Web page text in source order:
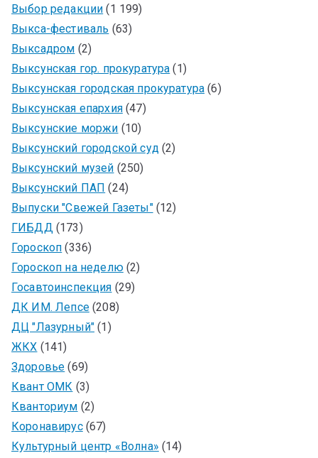
Выбор редакции (1 199)
Выкса-фестиваль (63)
Выксадром (2)
Выксунская гор. прокуратура (1)
Выксунская городская прокуратура (6)
Выксунская епархия(47)
Выксунские моржи (10)
Выксунский городской суд(2)
Выксунский музей (250)
Выксунский ПАП (24)
Выпуски "Свежей Газеты"(12)
ГИБДД(173)
Гороскоп (336)
Гороскоп на неделю(2)
Госавтоинспекция (29)
ДК ИМ. Лепсе(208)
ДЦ "Лазурный" (1)
ЖКХ (141)
Здоровье (69)
Квант ОМК (3)
Кванториум (2)
Коронавирус(67)
Культурный центр «Волна» (14)